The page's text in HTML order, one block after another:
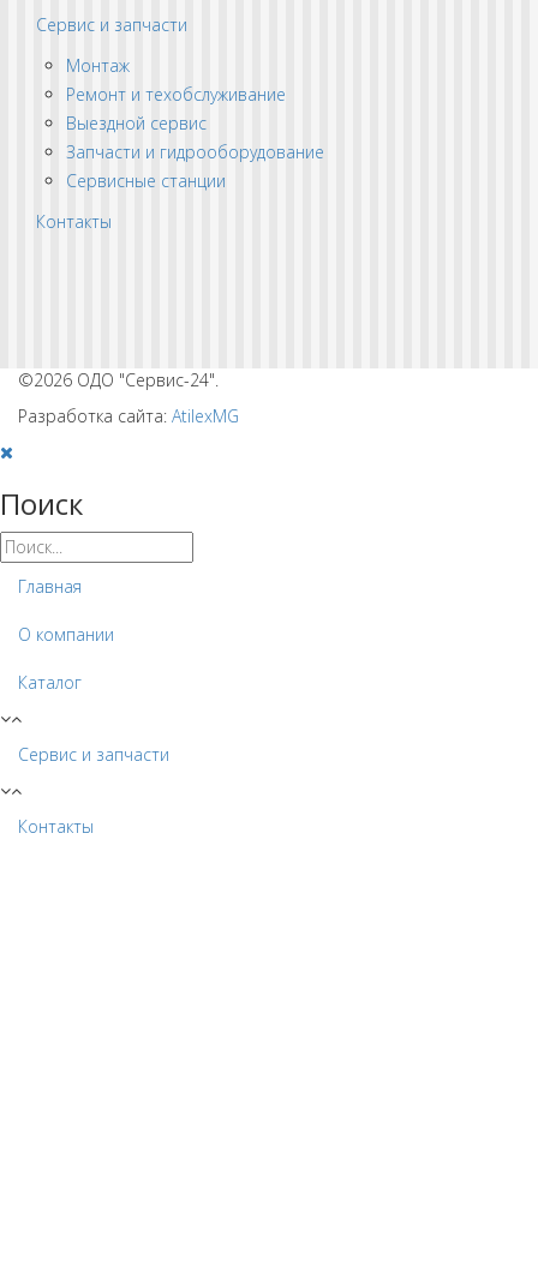
Сервис и запчасти
Монтаж
Ремонт и техобслуживание
Выездной сервис
Запчасти и гидрооборудование
Сервисные станции
Контакты
©2026 ОДО "Сервис-24".
Разработка сайта: AtilexMG
Поиск
Главная
О компании
Каталог
Сервис и запчасти
Контакты